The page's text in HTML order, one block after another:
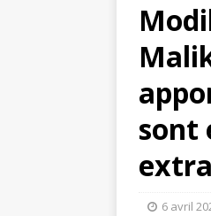
sont
6 avril